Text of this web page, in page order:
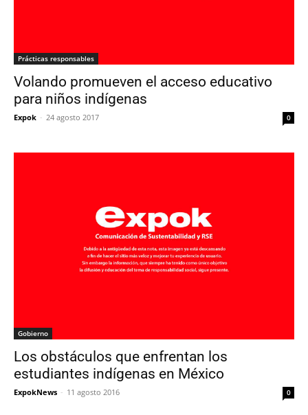
Prácticas responsables
Volando promueven el acceso educativo
para niños indígenas
Expok - 24 agosto 2017 0
Gobierno
Los obstáculos que enfrentan los
estudiantes indígenas en México
ExpokNews - 11 agosto 2016 0